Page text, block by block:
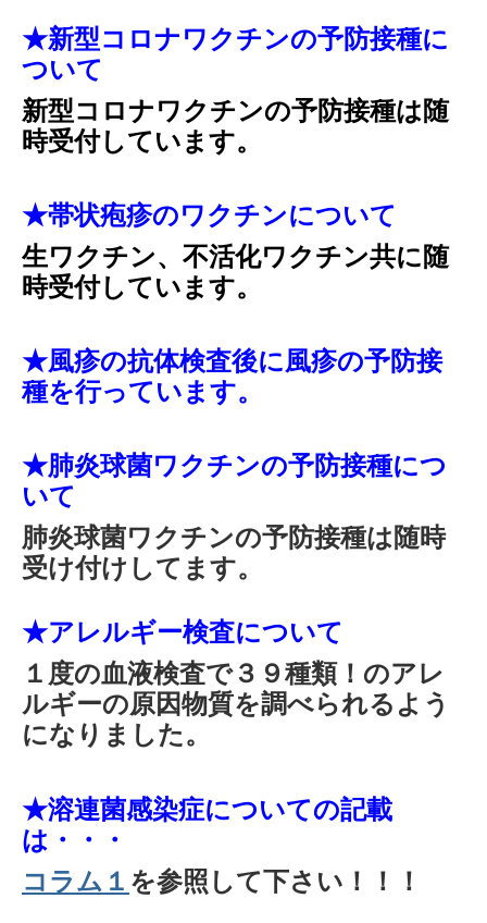
★新型コロナワクチンの予防接種に
ついて
新型コロナワクチンの予防接種は随
時受付しています。
★帯状疱疹のワクチンについて
生ワクチン、不活化ワクチン共に随
時受付しています。
★風疹の抗体検査後に風疹の予防接
種を行っています。
★肺炎球菌ワクチンの予防接種につ
いて
肺炎球菌ワクチンの予防接種は随時
受け付けしてます。
★アレルギー検査について
１度の血液検査で３９種類！のアレ
ルギーの原因物質を調べられるよう
になりました。
★溶連菌感染症についての記載
は・・・
コラム１ を参照して下さい！！！